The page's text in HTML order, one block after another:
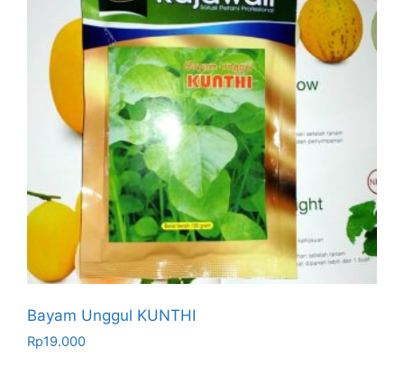
Bayam Unggul KUNTHI
Rp19.000